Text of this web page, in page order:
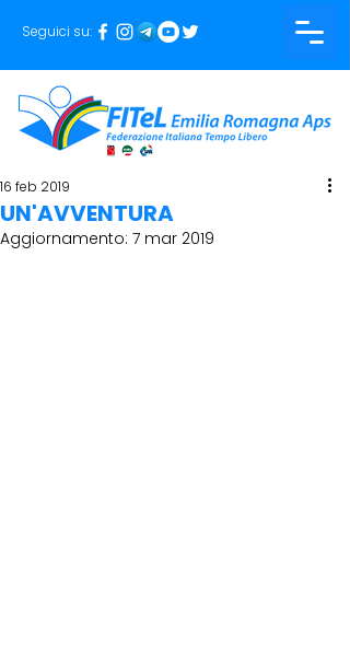
Seguici su:
UN'AVVENTURA
16 feb 2019
Aggiornamento: 7 mar 2019